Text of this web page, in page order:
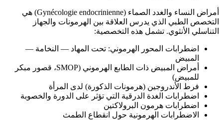
أمراض النساء والغدد الصماء (Gynécologie endocrinienne) هي
التخصص الطبي الذي يدرس العلاقة بين الهرمونات والجهاز
التناسلي الأنثوي. تشمل هذه التخصصية:
اضطرابات المحور الهرموني: تحت المهاد — النخامة —
المبيض
أمراض المبيض ذات الطابع الهرموني (SMOP، قصور مبكر
للمبيض)
فرط الأندروجين (هرمونات الذكورة) لدى المرأة
اضطرابات الغدة الدرقية التي تؤثر على الدورة والخصوبة
اضطرابات هرمون البرولاكتين
الاضطرابات الهرمونية حول انقطاع الطمث